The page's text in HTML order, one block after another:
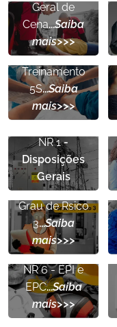
Geral de
Cena...Saiba
mais>>>
Treinamento
5S...Saiba
mais>>>
NR 1-
Disposições
Gerais
NR 5 CIPA-
Grau de Rsico
3...Saiba
mais>>>
NR 6- EPI e
EPC...Saiba
mais>>>
NR 10 SEP-
Sistema
Elétrico e
NR 11-